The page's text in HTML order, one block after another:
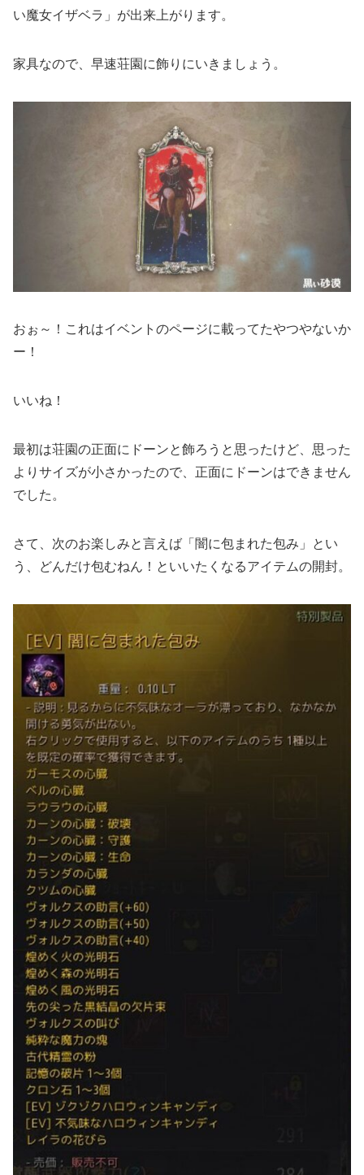
い魔女イザベラ」が出来上がります。
家具なので、早速荘園に飾りにいきましょう。
おぉ～！これはイベントのページに載ってたやつやないか
ー！
いいね！
最初は荘園の正面にドーンと飾ろうと思ったけど、思った
よりサイズが小さかったので、正面にドーンはできません
でした。
さて、次のお楽しみと言えば「闇に包まれた包み」とい
う、どんだけ包むねん！といいたくなるアイテムの開封。